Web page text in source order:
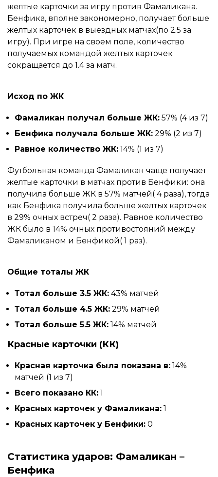
желтые карточки за игру против Фамаликана.
Бенфика, вполне закономерно, получает больше
желтых карточек в выездных матчах(по 2.5 за
игру). При игре на своем поле, количество
получаемых командой желтых карточек
сокращается до 1.4 за матч.
Исход по ЖК
Фамаликан получал больше ЖК: 57% (4 из 7)
Бенфика получала больше ЖК: 29% (2 из 7)
Равное количество ЖК: 14% (1 из 7)
Футбольная команда Фамаликан чаще получает
желтые карточки в матчах против Бенфики: она
получила больше ЖК в 57% матчей( 4 раза), тогда
как Бенфика получила больше желтых карточек
в 29% очных встреч( 2 раза). Равное количество
ЖК было в 14% очных противостояний между
Фамаликаном и Бенфикой( 1 раз).
Общие тоталы ЖК
Тотал больше 3.5 ЖК: 43% матчей
Тотал больше 4.5 ЖК: 29% матчей
Тотал больше 5.5 ЖК: 14% матчей
Красные карточки (КК)
Красная карточка была показана в: 14%
матчей (1 из 7)
Всего показано КК: 1
Красных карточек у Фамаликана: 1
Красных карточек у Бенфики: 0
Статистика ударов: Фамаликан –
Бенфика